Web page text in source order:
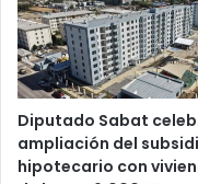
Diputado Sabat
ampliación del
hipotecario con